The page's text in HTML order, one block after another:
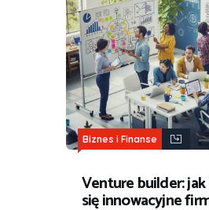
Biznes i Finanse
Venture builder:
się innowacyjne